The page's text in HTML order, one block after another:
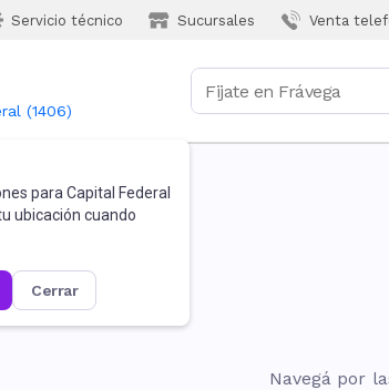
Servicio técnico Sucursales Venta
(1406)
para Capital Federal
ubicación cuando
cerrar
Navegá por